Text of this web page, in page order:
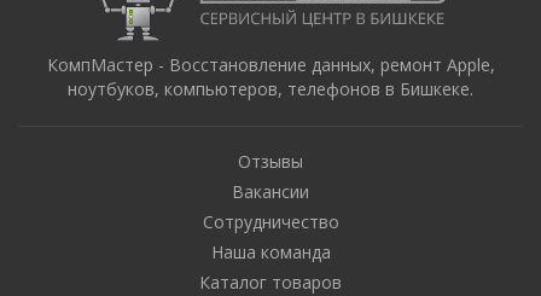
КомпМастер - Восстановление данных, ремонт Apple,
ноутбуков, компьютеров, телефонов в Бишкеке.
Отзывы
Вакансии
Сотрудничество
Наша команда
Каталог товаров